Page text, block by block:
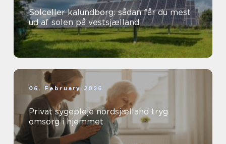
Solceller kalundborg: sådan får du mest
ud af solen på vestsjælland
06. February 2026
Privat sygepleje nordsjælland tryg
omsorg i hjemmet